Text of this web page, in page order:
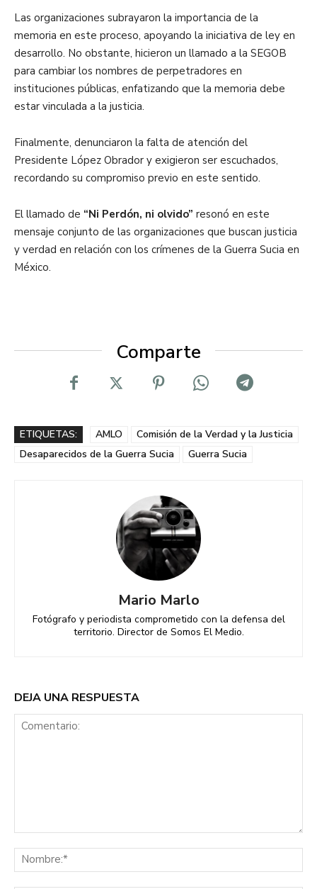
Las organizaciones subrayaron la importancia de la
memoria en este proceso, apoyando la iniciativa de ley en
desarrollo. No obstante, hicieron un llamado a la SEGOB
para cambiar los nombres de perpetradores en
instituciones públicas, enfatizando que la memoria debe
estar vinculada a la justicia.
Finalmente, denunciaron la falta de atención del
Presidente López Obrador y exigieron ser escuchados,
recordando su compromiso previo en este sentido.
El llamado de “Ni Perdón, ni olvido” resonó en este
mensaje conjunto de las organizaciones que buscan justicia
y verdad en relación con los crímenes de la Guerra Sucia en
México.
Comparte
ETIQUETAS: AMLO
Comisión de la Verdad y la Justicia
Desaparecidos de la Guerra Sucia
Guerra Sucia
Mario Marlo
Fotógrafo y periodista comprometido con la defensa del
territorio. Director de Somos El Medio.
DEJA UNA RESPUESTA